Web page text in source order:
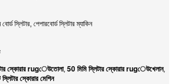
স্লিটার, পেপারবোর্ড স্লিটার ম্যাকিন
স্কোরার rugেউতোলা, 50 মিমি স্লিটার স্কোরার rugেউখেলান,
স্কোরার মেশিন